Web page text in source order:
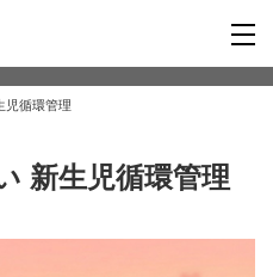
児循環管理
新生児循環管理